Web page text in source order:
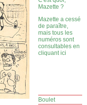
Mazette ?
Mazette a cessé
de paraître,
mais tous les
numéros sont
consultables en
cliquant ici
Boulet